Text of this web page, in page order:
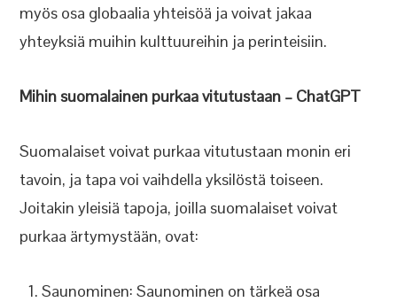
myös osa globaalia yhteisöä ja voivat jakaa
yhteyksiä muihin kulttuureihin ja perinteisiin.
Mihin suomalainen purkaa vitutustaan – ChatGPT
Suomalaiset voivat purkaa vitutustaan monin eri
tavoin, ja tapa voi vaihdella yksilöstä toiseen.
Joitakin yleisiä tapoja, joilla suomalaiset voivat
purkaa ärtymystään, ovat:
Saunominen: Saunominen on tärkeä osa